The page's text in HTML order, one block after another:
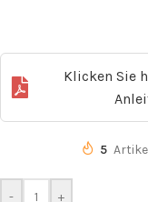
Klicken Sie
5
- +